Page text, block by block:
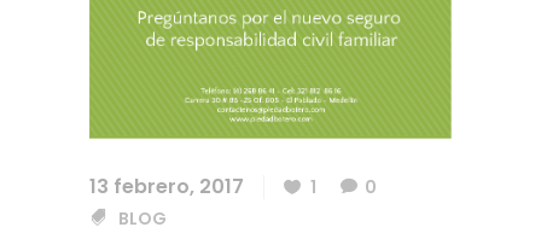
13 febrero, 2017 1
0
BLOG